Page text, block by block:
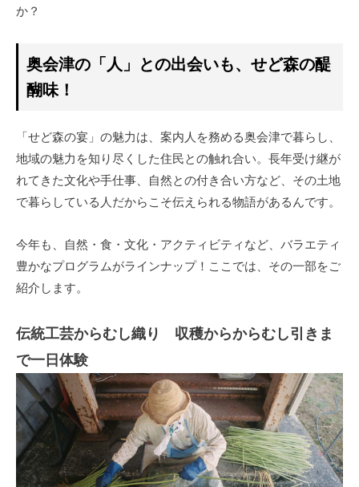
か？
奥会津の「人」との出会いも、せど森の醍
醐味！
「せど森の宴」の魅力は、案内人を務める奥会津で暮らし、
地域の魅力を知り尽くした住民との触れ合い。長年受け継が
れてきた文化や手仕事、自然との付き合い方など、その土地
で暮らしている人だからこそ伝えられる物語があるんです。
今年も、自然・食・文化・アクティビティなど、バラエティ
豊かなプログラムがラインナップ！ここでは、その一部をご
紹介します。
伝統工芸からむし織り 収穫からからむし引きま
で一日体験